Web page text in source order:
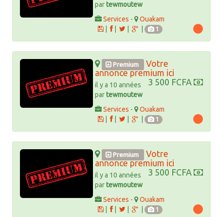
partewmoutew
Services -
Ouakam
|
1
Premium
Votre
annonce premium ici
3 500 FCFA
il y a 10 années
partewmoutew
Services -
Ouakam
|
1
Premium
Votre
annonce premium ici
3 500 FCFA
il y a 10 années
partewmoutew
Services -
Ouakam
|
1